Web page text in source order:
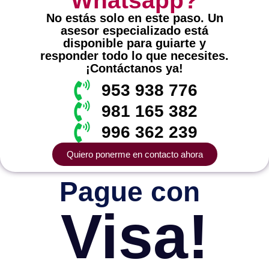
No estás solo en este paso. Un
asesor especializado está
disponible para guiarte y
responder todo lo que necesites.
¡Contáctanos ya!
953 938 776
981 165 382
996 362 239
Quiero ponerme en contacto ahora
Pague con
Visa!